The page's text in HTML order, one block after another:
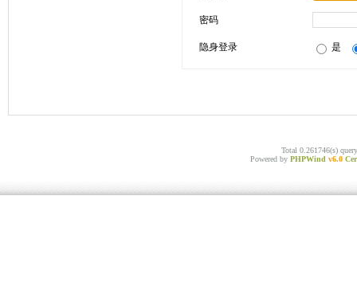
密码
隐身登录 是
Total 0.261746(s)
Powered by PHPWind v6.0